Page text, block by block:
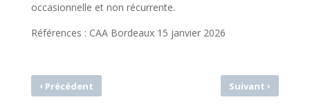
occasionnelle et non récurrente.
Références : CAA Bordeaux 15 janvier 2026
‹Précédent Suivant›